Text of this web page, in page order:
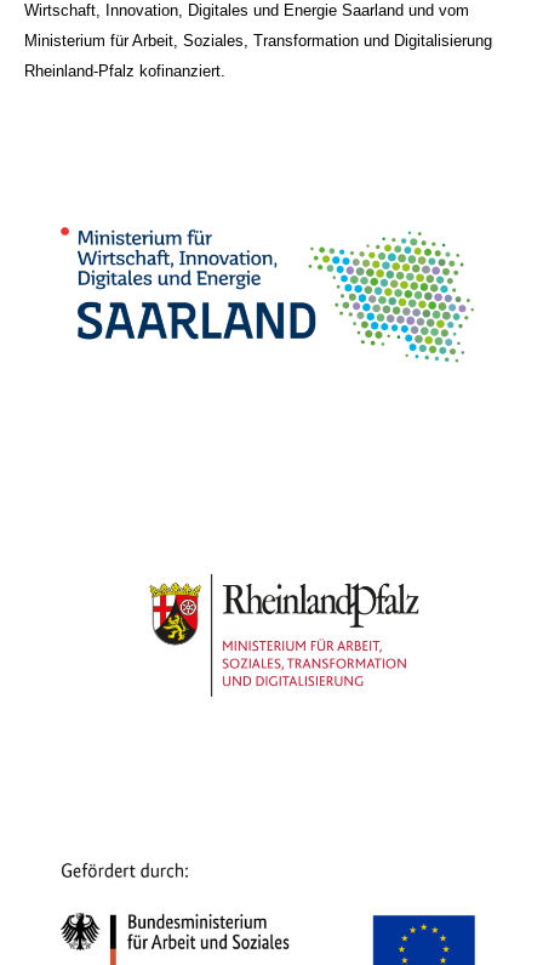
Wirtschaft, Innovation, Digitales und Energie Saarland und vom
Ministerium für Arbeit, Soziales, Transformation und Digitalisierung
Rheinland-Pfalz kofinanziert.